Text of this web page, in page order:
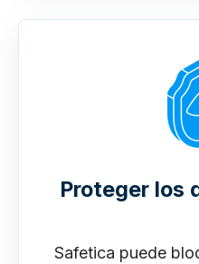
Proteger los
Safetica puede